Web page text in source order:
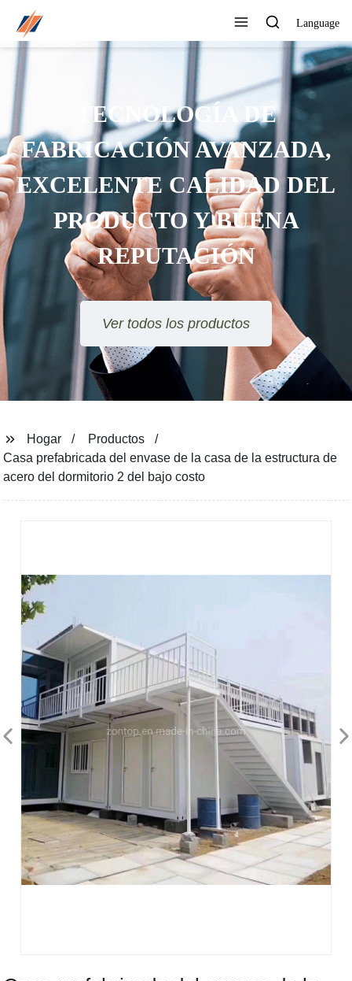
Language
PUEDE PERSONALIZAR
DIFERENTES DISEÑOS Y
ESTILOS
Ver todos los productos
Hogar
Productos
Casa prefabricada del envase de la casa de la estructura de
acero del dormitorio 2 del bajo costo